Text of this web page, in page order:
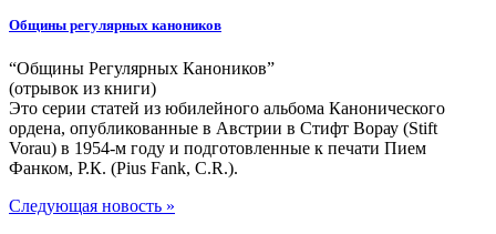
Общины регулярных каноников
“Общины Регулярных Каноников”
(отрывок из книги)
Это серии статей из юбилейного альбома Канонического
ордена, опубликованные в Австрии в Стифт Ворау (Stift
Vorau) в 1954-м году и подготовленные к печати Пием
Фанком, Р.К. (Pius Fank, C.R.).
Следующая новость »